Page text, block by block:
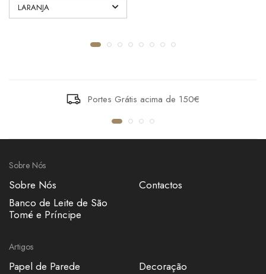
Portes Grátis acima de 150€
Sobre Nós
Sobre Nós
Banco de Leite de São
Tomé e Príncipe
Contactos
Artigos
Papel de Parede
Decoração